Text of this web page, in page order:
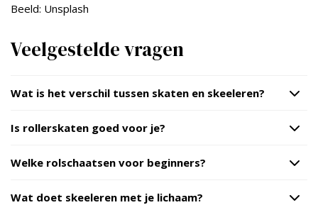
Beeld: Unsplash
Veelgestelde vragen
Wat is het verschil tussen skaten en skeeleren?
Is rollerskaten goed voor je?
Welke rolschaatsen voor beginners?
Wat doet skeeleren met je lichaam?